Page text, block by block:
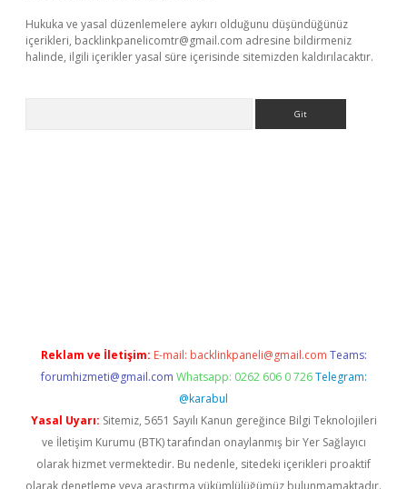
Hukuka ve yasal düzenlemelere aykırı olduğunu düşündüğünüz
içerikleri, backlinkpanelicomtr@gmail.com adresine bildirmeniz
halinde, ilgili içerikler yasal süre içerisinde sitemizden kaldırılacaktır.
Reklam ve İletişim: E-mail: backlinkpaneli@gmail.com Teams:
forumhizmeti@gmail.com Whatsapp: 0262 606 0 726 Telegram:
@karabul
Yasal Uyarı: Sitemiz, 5651 Sayılı Kanun gereğince Bilgi Teknolojileri
ve İletişim Kurumu (BTK) tarafından onaylanmış bir Yer Sağlayıcı
olarak hizmet vermektedir. Bu nedenle, sitedeki içerikleri proaktif
olarak denetleme veya araştırma yükümlülüğümüz bulunmamaktadır.